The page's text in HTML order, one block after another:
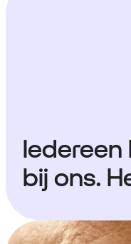
Iedereen
bij ons.